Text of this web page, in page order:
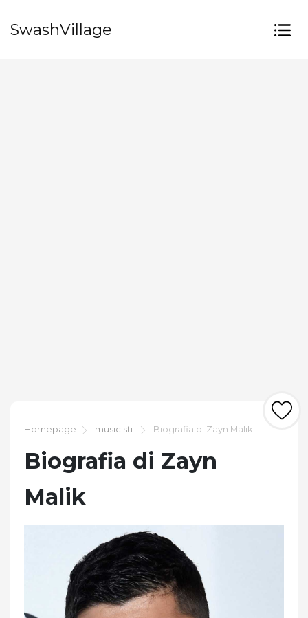
SwashVillage
Homepage musicisti Biografia di Zayn Malik
Biografia di Zayn
Malik